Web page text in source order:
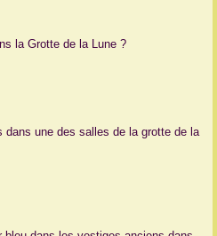
la Grotte de la Lune ?
une des salles de la grotte de la